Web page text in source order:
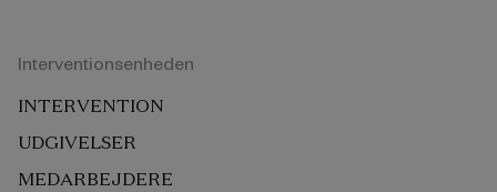
Interventionsenheden
INTERVENTION
UDGIVELSER
MEDARBEJDERE